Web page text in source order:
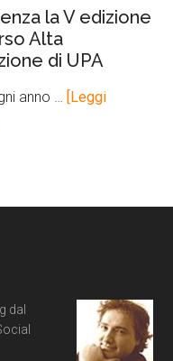
la V edizione
Alta
di UPA
anno …
[Leggi
dal